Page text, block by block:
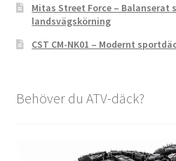
Mitas Street Force –
landsvägskörning
CST CM-NK01 – Modernt
Behöver du ATV-däck?